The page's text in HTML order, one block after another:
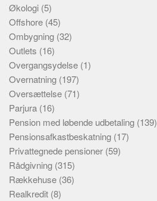
Økologi (5)
Offshore (45)
Ombygning (32)
Outlets (16)
Overgangsydelse (1)
Overnatning (197)
Oversættelse (71)
Parjura (16)
Pension med løbende udbetaling (139)
Pensionsafkastbeskatning (17)
Privattegnede pensioner (59)
Rådgivning (315)
Rækkehuse (36)
Realkredit (8)